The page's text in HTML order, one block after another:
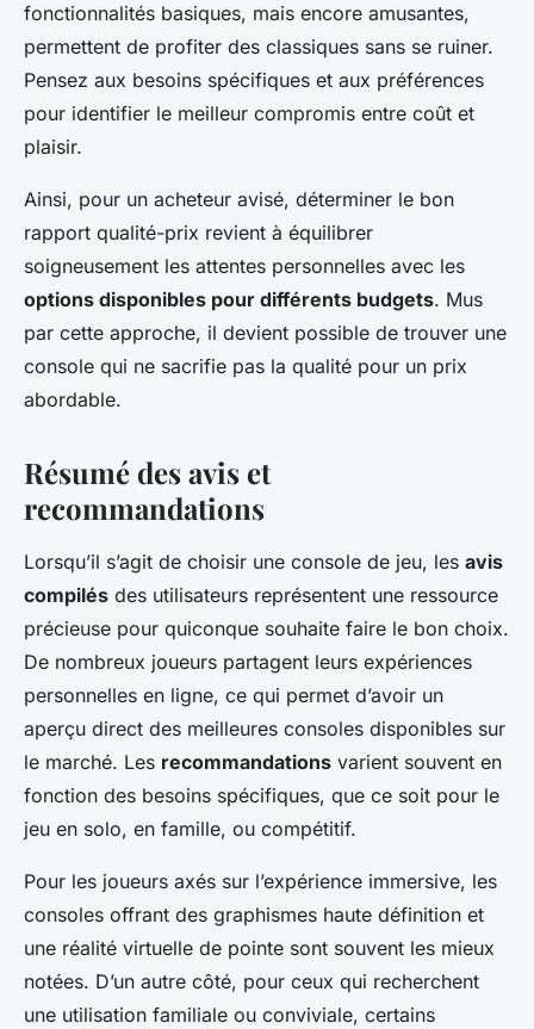
fonctionnalités basiques, mais encore amusantes,
permettent de profiter des classiques sans se ruiner.
Pensez aux besoins spécifiques et aux préférences
pour identifier le meilleur compromis entre coût et
plaisir.
Ainsi, pour un acheteur avisé, déterminer le bon
rapport qualité-prix revient à équilibrer
soigneusement les attentes personnelles avec les
options disponibles pour différents budgets. Mus
par cette approche, il devient possible de trouver une
console qui ne sacrifie pas la qualité pour un prix
abordable.
Résumé des avis et
recommandations
Lorsqu’il s’agit de choisir une console de jeu, les avis
compilés des utilisateurs représentent une ressource
précieuse pour quiconque souhaite faire le bon choix.
De nombreux joueurs partagent leurs expériences
personnelles en ligne, ce qui permet d’avoir un
aperçu direct des meilleures consoles disponibles sur
le marché. Les recommandations varient souvent en
fonction des besoins spécifiques, que ce soit pour le
jeu en solo, en famille, ou compétitif.
Pour les joueurs axés sur l’expérience immersive, les
consoles offrant des graphismes haute définition et
une réalité virtuelle de pointe sont souvent les mieux
notées. D’un autre côté, pour ceux qui recherchent
une utilisation familiale ou conviviale, certains